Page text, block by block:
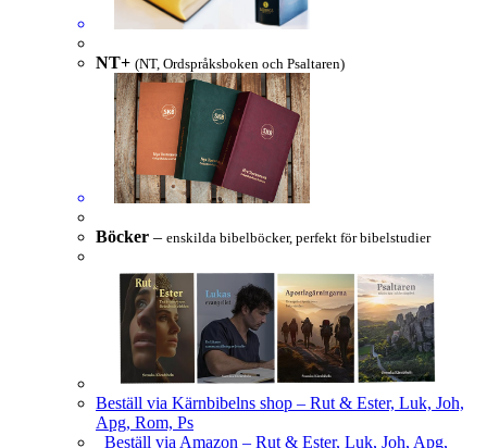
NT+ (NT, Ordspråksboken och Psaltaren)
Böcker – enskilda bibelböcker, perfekt för bibelstudier
Beställ via Kärnbibelns shop – Rut & Ester, Luk, Joh,
Apg, Rom, Ps
Beställ via Amazon – Rut & Ester, Luk, Joh, Apg,